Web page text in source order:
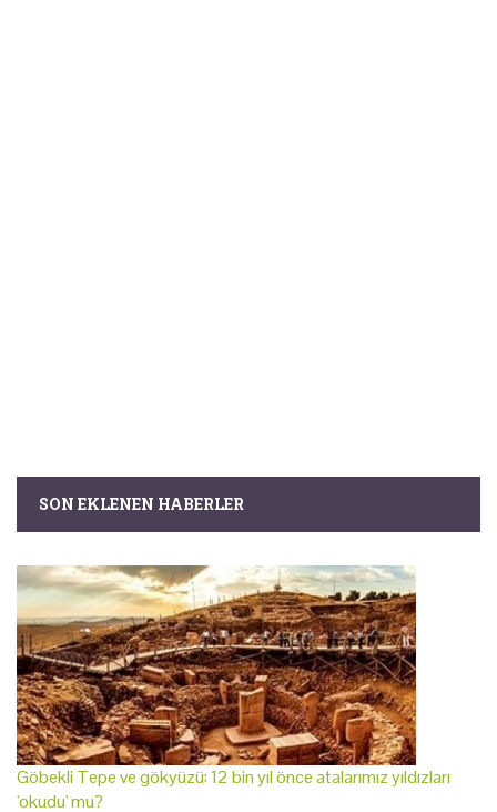
SON EKLENEN HABERLER
Göbekli Tepe ve gökyüzü: 12 bin yıl önce atalarımız yıldızları
'okudu' mu?